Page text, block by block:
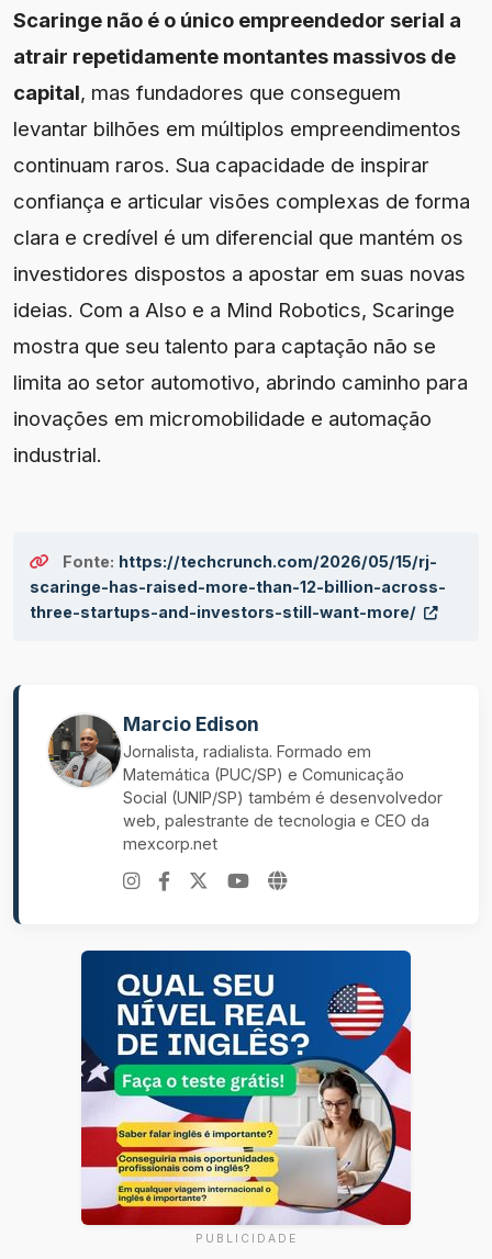
Scaringe não é o único empreendedor serial a
atrair repetidamente montantes massivos de
capital, mas fundadores que conseguem
levantar bilhões em múltiplos empreendimentos
continuam raros. Sua capacidade de inspirar
confiança e articular visões complexas de forma
clara e credível é um diferencial que mantém os
investidores dispostos a apostar em suas novas
ideias. Com a Also e a Mind Robotics, Scaringe
mostra que seu talento para captação não se
limita ao setor automotivo, abrindo caminho para
inovações em micromobilidade e automação
industrial.
Fonte: https://techcrunch.com/2026/05/15/rj-
scaringe-has-raised-more-than-12-billion-across-
three-startups-and-investors-still-want-more/
Marcio Edison
Jornalista, radialista. Formado em
Matemática (PUC/SP) e Comunicação
Social (UNIP/SP) também é desenvolvedor
web, palestrante de tecnologia e CEO da
mexcorp.net
PUBLICIDADE